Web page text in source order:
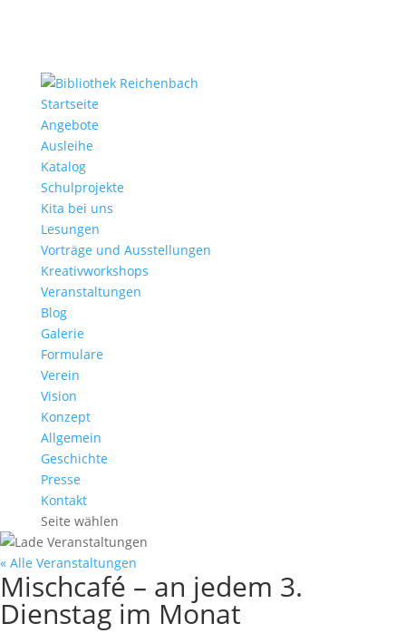
Startseite
Angebote
Ausleihe
Katalog
Schulprojekte
Kita bei uns
Lesungen
Vorträge und Ausstellungen
Kreativworkshops
Veranstaltungen
Blog
Galerie
Formulare
Verein
Vision
Konzept
Allgemein
Geschichte
Presse
Kontakt
Seite wählen
« Alle Veranstaltungen
Mischcafé – an jedem 3.
Dienstag im Monat